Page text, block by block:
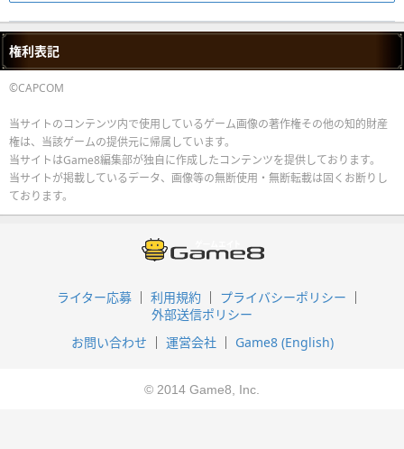
権利表記
©CAPCOM
当サイトのコンテンツ内で使用しているゲーム画像の著作権その他の知的財産
権は、当該ゲームの提供元に帰属しています。
当サイトはGame8編集部が独自に作成したコンテンツを提供しております。
当サイトが掲載しているデータ、画像等の無断使用・無断転載は固くお断りし
ております。
ライター応募 利用規約
プライバシーポリシー
外部送信ポリシー
お問い合わせ
運営会社 Game8 (English)
© 2014 Game8, Inc.